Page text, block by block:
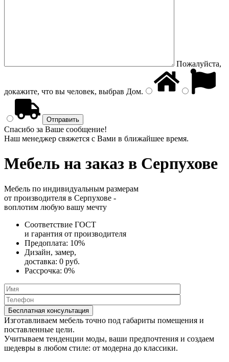
Пожалуйста,
докажите, что вы человек, выбрав Дом.
Спасибо за Ваше сообщение!
Наш менеджер свяжется с Вами в ближайшее время.
Мебель на заказ в Серпухове
Мебель по индивидуальным размерам
от производителя в Серпухове -
воплотим любую вашу мечту
Соответствие ГОСТ
и гарантия от производителя
Предоплата: 10%
Дизайн, замер,
доставка: 0 руб.
Рассрочка: 0%
Изготавливаем мебель точно под габариты помещения и
поставленные цели.
Учитываем тенденции моды, ваши предпочтения и создаем
шедевры в любом стиле: от модерна до классики.